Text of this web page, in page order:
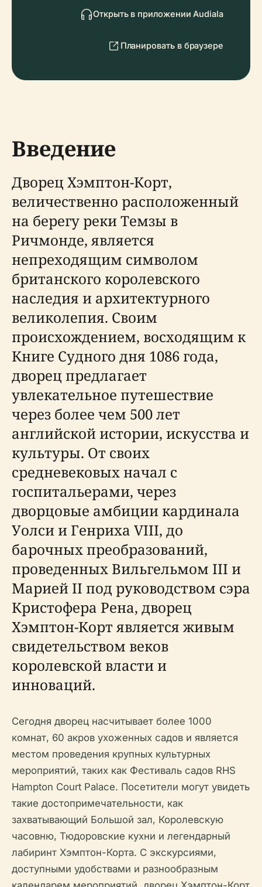
Открыть в приложении Audiala
Планировать в браузере
Введение
Дворец Хэмптон-Корт,
величественно расположенный
на берегу реки Темзы в
Ричмонде, является
непреходящим символом
британского королевского
наследия и архитектурного
великолепия. Своим
происхождением, восходящим к
Книге Судного дня 1086 года,
дворец предлагает
увлекательное путешествие
через более чем 500 лет
английской истории, искусства и
культуры. От своих
средневековых начал с
госпитальерами, через
дворцовые амбиции кардинала
Уолси и Генриха VIII, до
барочных преобразований,
проведенных Вильгельмом III и
Марией II под руководством сэра
Кристофера Рена, дворец
Хэмптон-Корт является живым
свидетельством веков
королевской власти и
инноваций.
Сегодня дворец насчитывает более 1000
комнат, 60 акров ухоженных садов и является
местом проведения крупных культурных
мероприятий, таких как Фестиваль садов RHS
Hampton Court Palace. Посетители могут увидеть
такие достопримечательности, как
захватывающий Большой зал, Королевскую
часовню, Тюдоровские кухни и легендарный
лабиринт Хэмптон-Корта. С экскурсиями,
доступными удобствами и разнообразным